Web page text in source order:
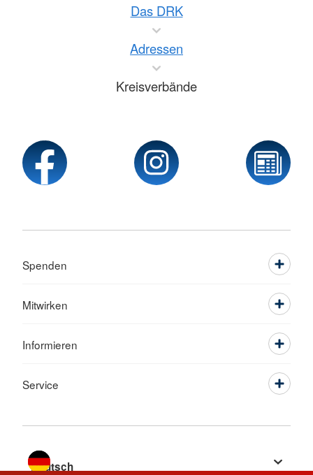
Das DRK
Adressen
Kreisverbände
Spenden
Mitwirken
Informieren
Service
Sprache wechseln zu